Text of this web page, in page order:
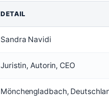
DETAIL
Sandra Navidi
Juristin, Autorin, CEO
Mönchengladbach,